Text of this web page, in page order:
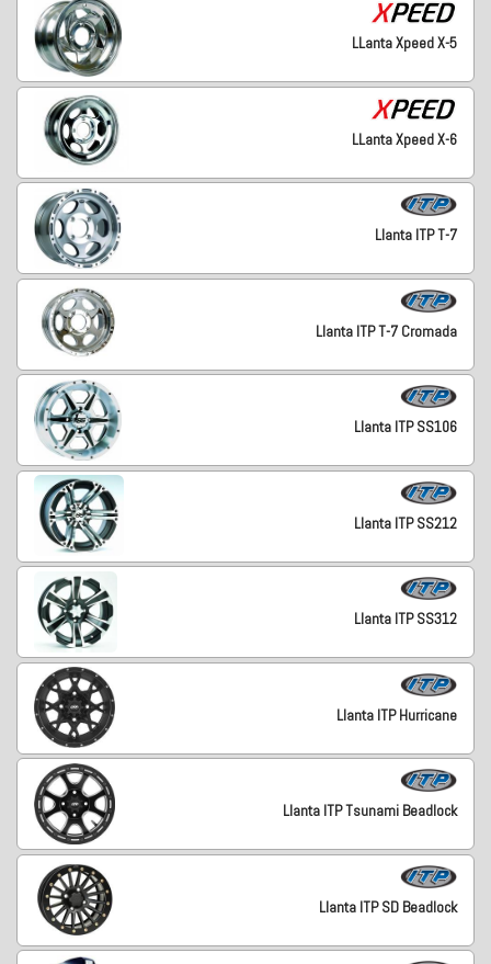
LLanta Xpeed X-5
LLanta Xpeed X-6
Llanta ITP T-7
Llanta ITP T-7 Cromada
Llanta ITP SS106
Llanta ITP SS212
Llanta ITP SS312
Llanta ITP Hurricane
Llanta ITP Tsunami Beadlock
Llanta ITP SD Beadlock